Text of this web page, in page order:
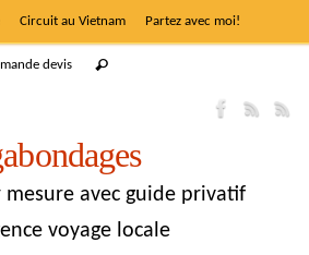
Circuit au Vietnam Partez avec moi!
devis
mesure avec guide privatif
voyage locale